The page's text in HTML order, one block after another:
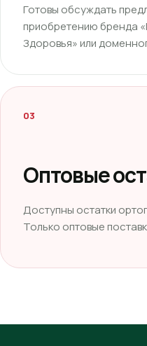
Готовы обсуждать
приобретению бренда
Здоровья» или
03
Оптовые
Доступны остатки
Только оптовые